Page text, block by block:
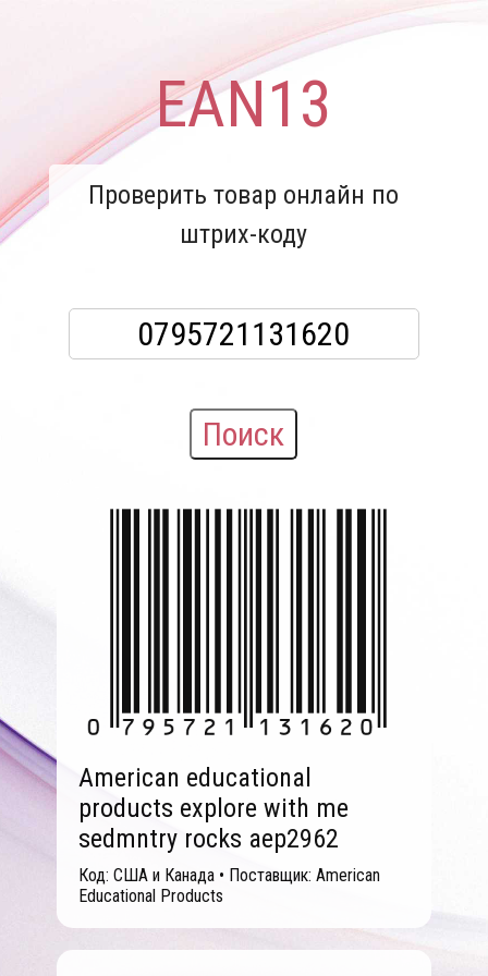
EAN13
Проверить товар онлайн по
штрих-коду
Поиск
American educational
products explore with me
sedmntry rocks aep2962
Код: США и Канада • Поставщик: American
Educational Products